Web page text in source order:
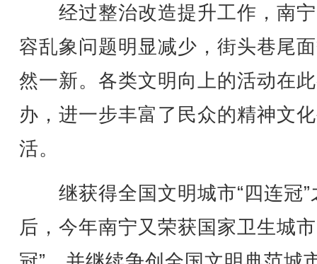
经过整治改造提升工作，南
容乱象问题明显减少，街头巷尾
然一新。各类文明向上的活动在
办，进一步丰富了民众的精神文
活。
继获得全国文明城市“四连冠”
后，今年南宁又荣获国家卫生城